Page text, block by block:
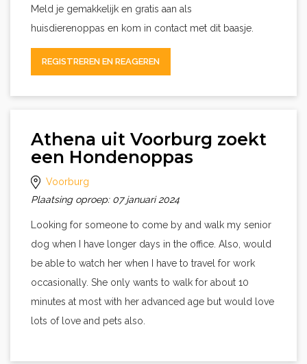
Meld je gemakkelijk en gratis aan als
huisdierenoppas en kom in contact met dit baasje.
REGISTREREN EN REAGEREN
Athena uit Voorburg zoekt
een Hondenoppas
Voorburg
Plaatsing oproep: 07 januari 2024
Looking for someone to come by and walk my senior
dog when I have longer days in the office. Also, would
be able to watch her when I have to travel for work
occasionally. She only wants to walk for about 10
minutes at most with her advanced age but would love
lots of love and pets also.